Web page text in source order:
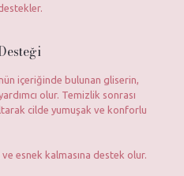
içeriğinde bulunan gliserin,
olur. Temizlik sonrası
cilde yumuşak ve konforlu
esnek kalmasına destek olur.